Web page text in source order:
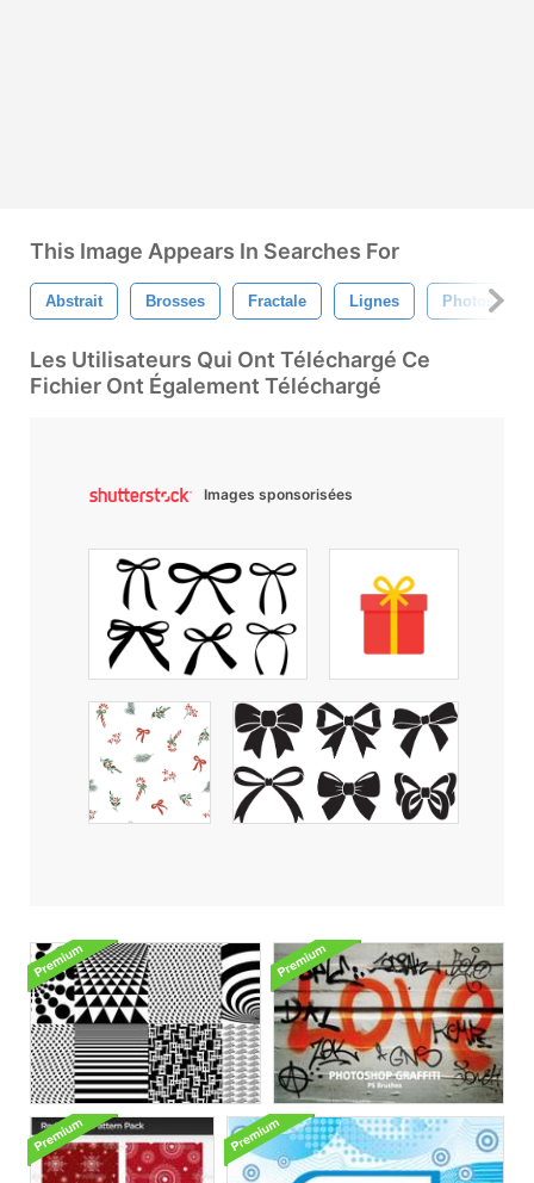
This Image Appears In Searches For
Abstrait Brosses Fractale Lignes Photoshop
Les Utilisateurs Qui Ont Téléchargé Ce
Fichier Ont Également Téléchargé
Images sponsorisées